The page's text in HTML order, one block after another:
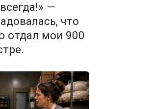
—
что
отдал мои 900